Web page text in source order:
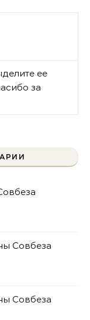
ее
за
Совбеза
Совбеза